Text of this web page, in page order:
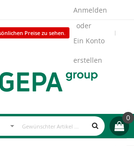
Preise zu sehen.
Anmelden
Ein Konto
erstellen
0